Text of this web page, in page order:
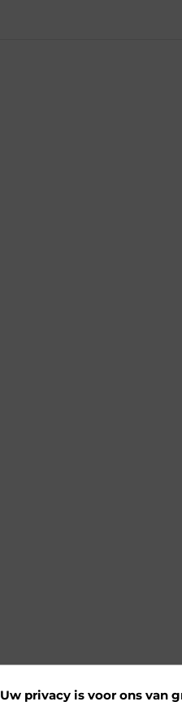
Uw privacy is voor ons van